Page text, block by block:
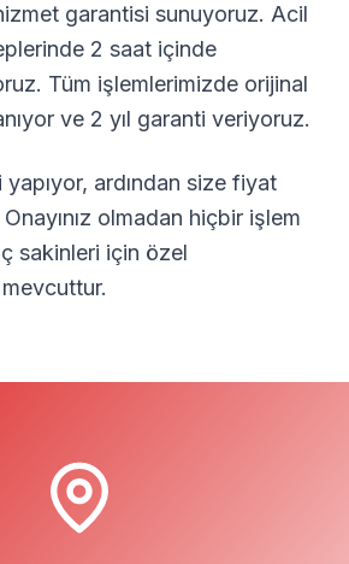
garantisi sunuyoruz. Acil
2 saat içinde
Tüm işlemlerimizde orijinal
ve 2 yıl garanti veriyoruz.
yapıyor, ardından size fiyat
olmadan hiçbir işlem
sakinleri için özel
mevcuttur.